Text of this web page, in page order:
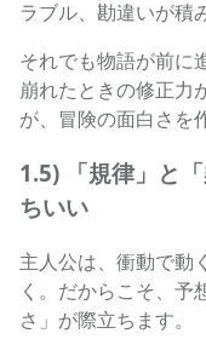
ラブル、勘違いが積
それでも物語が前に
崩れたときの修正力
が、冒険の面白さを
1.5) 「規律」と
ちいい
主人公は、衝動で動
く。だからこそ、予
さ」が際立ちます。